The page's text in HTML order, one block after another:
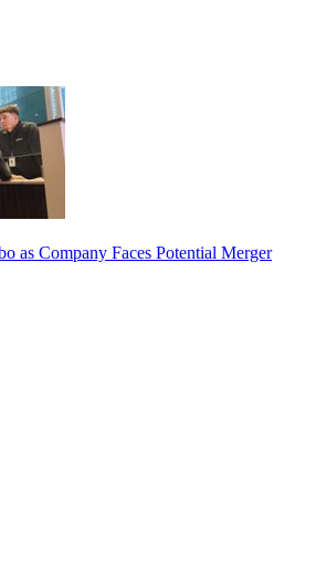
as Company Faces Potential Merger